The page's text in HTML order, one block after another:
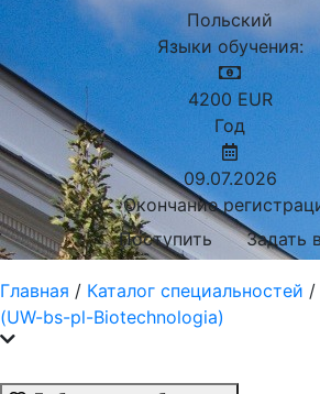
Польский
Языки обучения:
4200 EUR
Год
09.07.2026
Окончание
Поступить
Задать
Главная / Каталог специальностей /
(UW-bs-pl-Biotechnologia)